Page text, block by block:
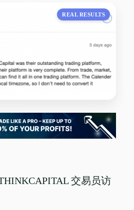
REAL RESULTS
交易员访